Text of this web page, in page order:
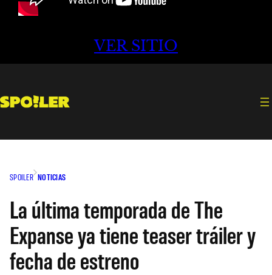
VER SITIO
SPOILER NOTICIAS
La última temporada de The
Expanse ya tiene teaser tráiler y
fecha de estreno